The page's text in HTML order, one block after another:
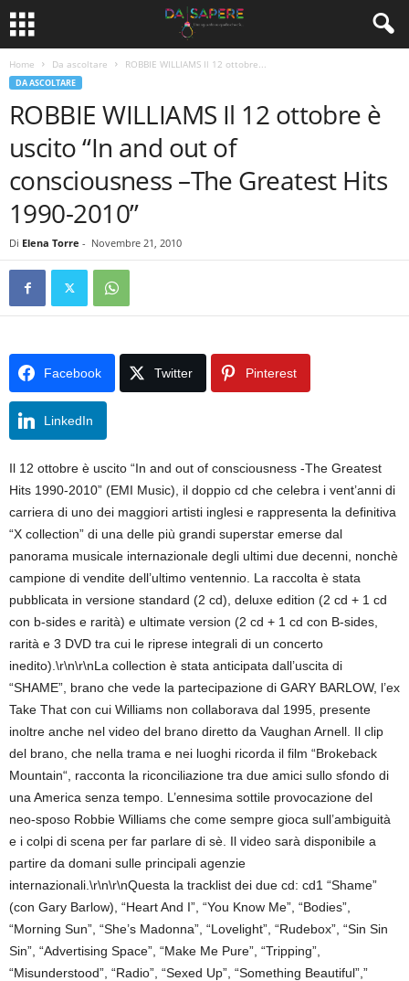
Home Da ascoltare ROBBIE WILLIAMS Il 12 ottobre...
DA ASCOLTARE
ROBBIE WILLIAMS Il 12 ottobre è
uscito “In and out of
consciousness –The Greatest Hits
1990-2010”
Di Elena Torre - Novembre 21, 2010
Facebook Twitter Pinterest
LinkedIn
Il 12 ottobre è uscito “In and out of consciousness -The Greatest
Hits 1990-2010” (EMI Music), il doppio cd che celebra i vent’anni di
carriera di uno dei maggiori artisti inglesi e rappresenta la definitiva
“X collection” di una delle più grandi superstar emerse dal
panorama musicale internazionale degli ultimi due decenni, nonchè
campione di vendite dell’ultimo ventennio. La raccolta è stata
pubblicata in versione standard (2 cd), deluxe edition (2 cd + 1 cd
con b-sides e rarità) e ultimate version (2 cd + 1 cd con B-sides,
rarità e 3 DVD tra cui le riprese integrali di un concerto
inedito).\r\n\r\nLa collection è stata anticipata dall’uscita di
“SHAME”, brano che vede la partecipazione di GARY BARLOW, l’ex
Take That con cui Williams non collaborava dal 1995, presente
inoltre anche nel video del brano diretto da Vaughan Arnell. Il clip
del brano, che nella trama e nei luoghi ricorda il film “Brokeback
Mountain“, racconta la riconciliazione tra due amici sullo sfondo di
una America senza tempo. L’ennesima sottile provocazione del
neo-sposo Robbie Williams che come sempre gioca sull’ambiguità
e i colpi di scena per far parlare di sè. Il video sarà disponibile a
partire da domani sulle principali agenzie
internazionali.\r\n\r\nQuesta la tracklist dei due cd: cd1 “Shame”
(con Gary Barlow), “Heart And I”, “You Know Me”, “Bodies”,
“Morning Sun”, “She’s Madonna”, “Lovelight”, “Rudebox”, “Sin Sin
Sin”, “Advertising Space”, “Make Me Pure”, “Tripping”,
“Misunderstood”, “Radio”, “Sexed Up”, “Something Beautiful”,”